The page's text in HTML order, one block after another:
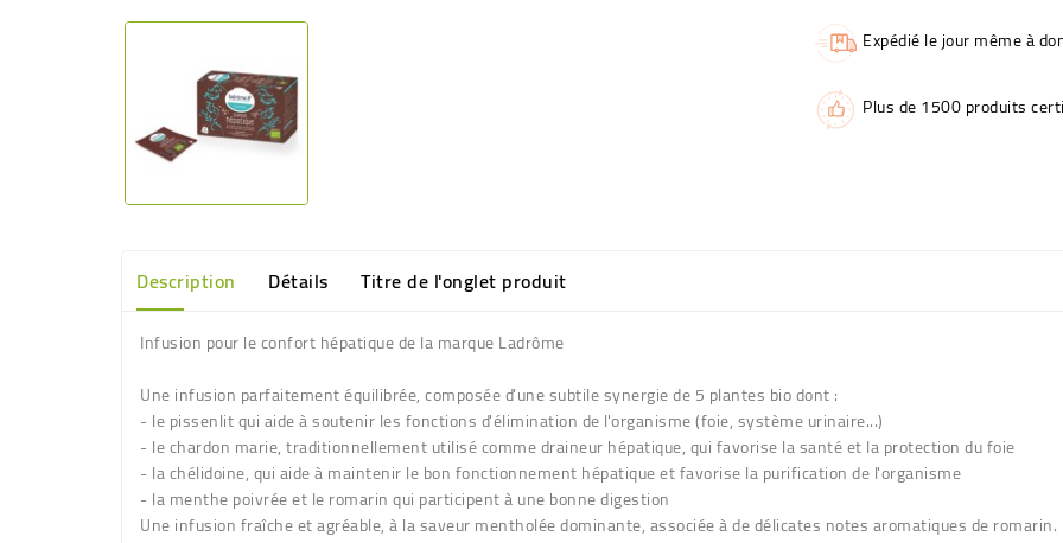
Expédié le jour même à
Plus de 1500 produits
Description Détails Titre de l'onglet produit
Infusion pour le confort hépatique de la marque Ladrôme
Une infusion parfaitement équilibrée, composée d'une subtile synergie de 5 plantes bio dont :
- le pissenlit qui aide à soutenir les fonctions d'élimination de l'organisme (foie, système urinaire...)
- le chardon marie, traditionnellement utilisé comme draineur hépatique, qui favorise la santé et la protection du foie
- la chélidoine, qui aide à maintenir le bon fonctionnement hépatique et favorise la purification de l'organisme
- la menthe poivrée et le romarin qui participent à une bonne digestion
Une infusion fraîche et agréable, à la saveur mentholée dominante, associée à de délicates notes aromatiques de romarin.